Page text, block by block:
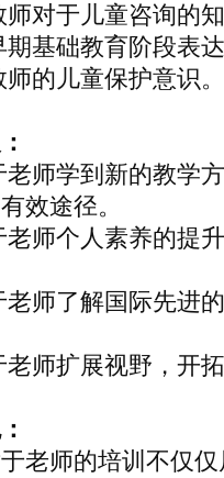
对于儿童咨询的
基础教育阶段表
的儿童保护意识。
师学到新的教学
效途径。
师个人素养的提
师了解国际先进
师扩展视野，开
老师的培训不仅